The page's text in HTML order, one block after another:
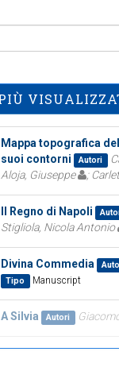
Mappa topografica
suoi contorni
Autori
Aloja, Giuseppe
;
Il Regno di Napoli
Stigliola, Nicola Antonio
Divina Commedia
Tipo Manuscript
A Silvia Autori